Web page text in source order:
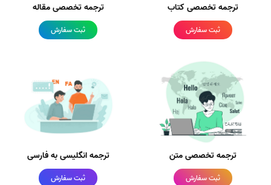
ترجمه تخصصی کتاب
ثبت سفارش
ترجمه تخصصی مقاله
ثبت سفارش
ترجمه تخصصی متن
ثبت سفارش
ترجمه انگلیسی به فارسی
ثبت سفارش